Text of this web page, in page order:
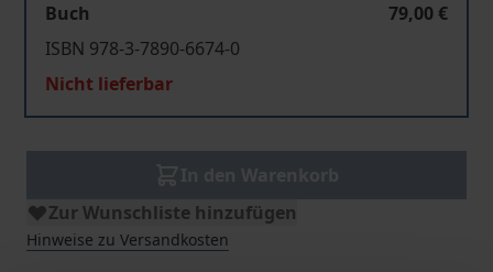
Buch
79,00 €
ISBN 978-3-7890-6674-0
Nicht lieferbar
Zur Wunschliste hinzufügen
Hinweise zu Versandkosten